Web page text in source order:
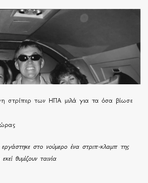
στρίπερ των ΗΠΑ μιλά για τα όσα βίωσε
στο νούμερο ένα στριπ-κλαμπ της
θυμίζουν ταινία